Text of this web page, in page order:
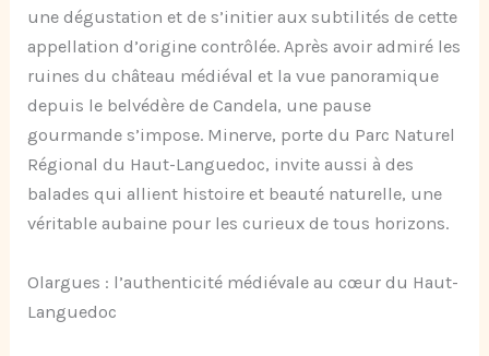
une dégustation et de s’initier aux subtilités de cette
appellation d’origine contrôlée. Après avoir admiré les
ruines du château médiéval et la vue panoramique
depuis le belvédère de Candela, une pause
gourmande s’impose. Minerve, porte du Parc Naturel
Régional du Haut-Languedoc, invite aussi à des
balades qui allient histoire et beauté naturelle, une
véritable aubaine pour les curieux de tous horizons.
Olargues : l’authenticité médiévale au cœur du Haut-
Languedoc